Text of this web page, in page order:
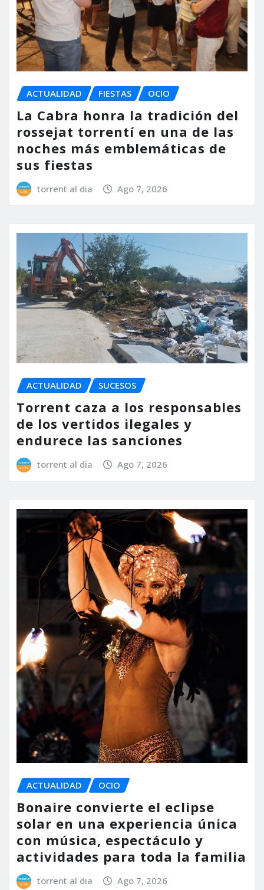
ACTUALIDAD FIESTAS OCIO
La Cabra honra la tradición del
rossejat torrentí en una de las
noches más emblemáticas de
sus fiestas
torrent al dia Ago 7, 2026
ACTUALIDAD SUCESOS
Torrent caza a los responsables
de los vertidos ilegales y
endurece las sanciones
torrent al dia Ago 7, 2026
ACTUALIDAD OCIO
Bonaire convierte el eclipse
solar en una experiencia única
con música, espectáculo y
actividades para toda la familia
torrent al dia Ago 7, 2026